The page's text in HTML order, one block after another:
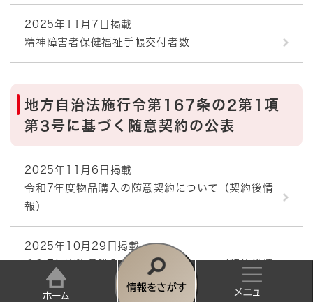
情
2025年11月7日掲載
精神障害者保健福祉手帳交付者数
地方自治法施行令第167条の2第1項
第3号に基づく随意契約の公表
2025年11月6日掲載
令和7年度物品購入の随意契約について（契約後情
報）
2025年10月29日掲載
令和7年度物品購入の随意契約について（契約後情
報）